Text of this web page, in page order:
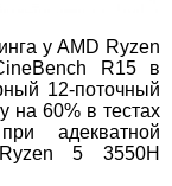
у AMD Ryzen
R15 в
12-поточный
на 60% в тестах
адекватной
5 3550H